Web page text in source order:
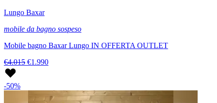
Lungo Baxar
mobile da bagno sospeso
Mobile bagno Baxar Lungo IN OFFERTA OUTLET
€4.015 €1.990
-50%